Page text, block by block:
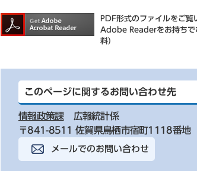
PDF形式のファイルをご
Adobe Readerをお持ちで
料）
このページに関するお問い合わせ先
情報政策課
広報統計係
〒841-8511 佐賀県鳥栖市宿町1118番地
メールでのお問い合わせ